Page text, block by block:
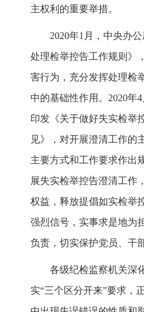
主权利的重要举措。
2020年1月，中央办
处理检举控告工作规则》
害行为，充分发挥处理检
中的基础性作用。2020年
印发《关于做好失实检举
见》，对开展澄清工作的
主要方式和工作要求作出
展失实检举控告澄清工作
权益，释放提倡如实检举
强烈信号，实事求是地为
负责，切实保护党员、干
各级纪检监察机关深
实“三个区分开来”要求，